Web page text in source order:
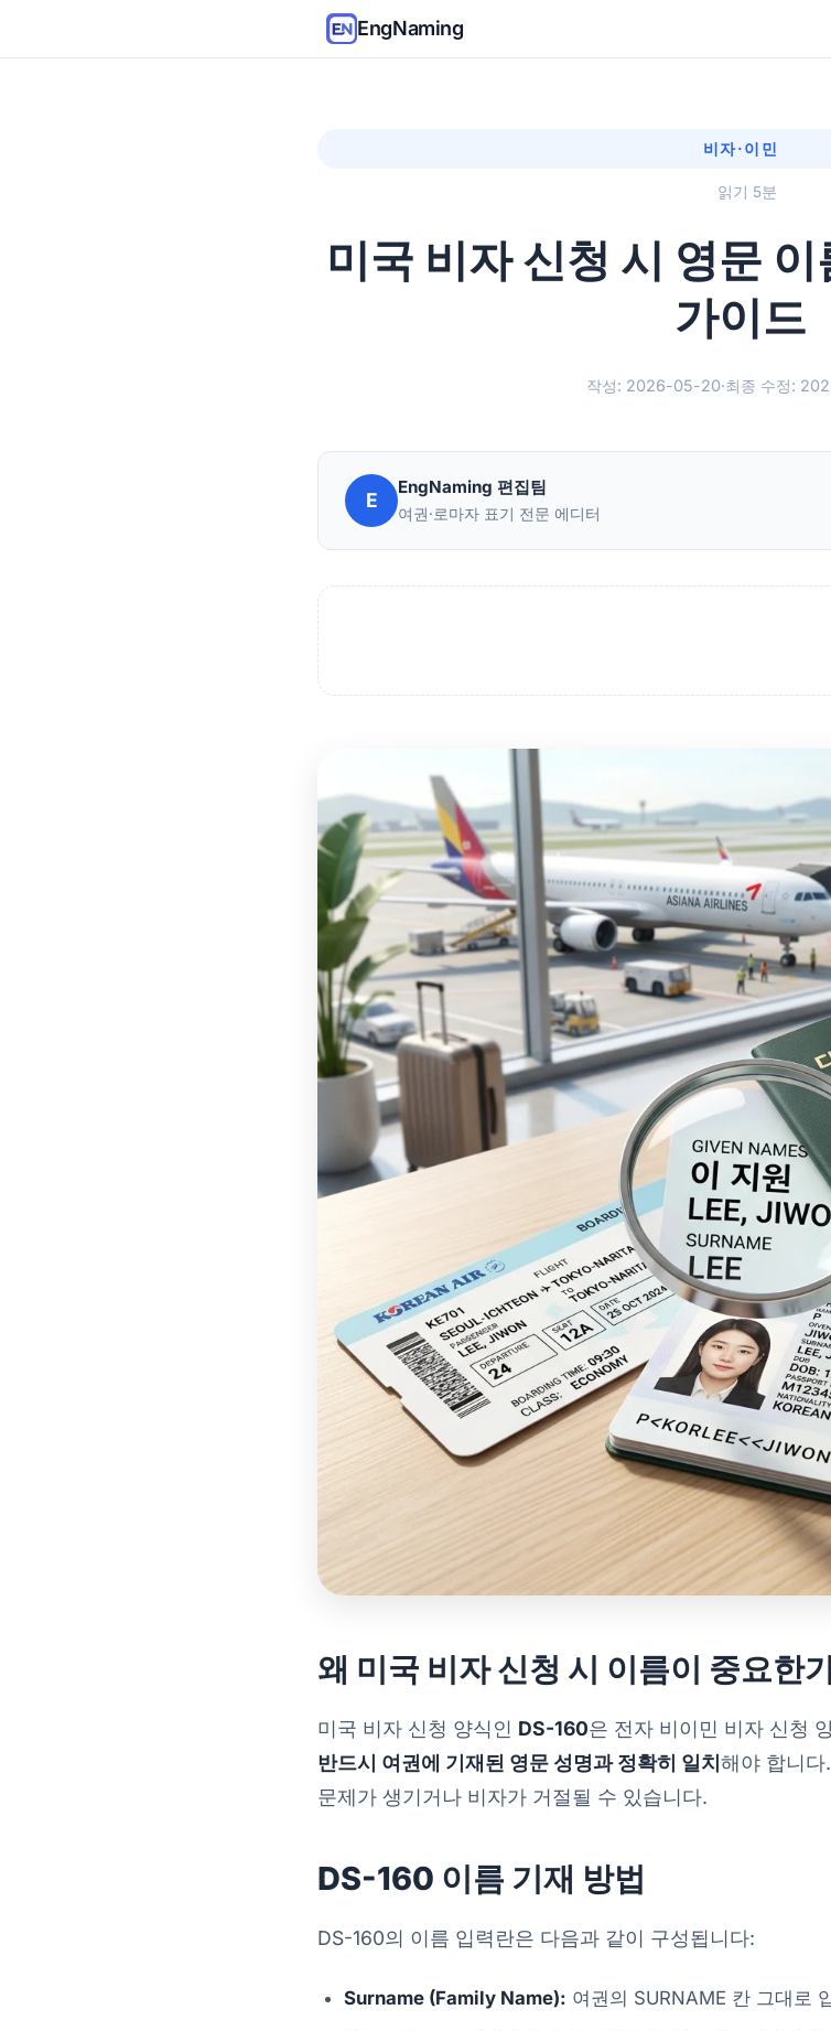
EngNaming
비자·이민
읽기 5분
미국 비자 신청 시 영문
가이드
작성: 2026-05-20·최종 수정:
E
EngNaming 편집팀
여권·로마자 표기 전문 에디터
왜 미국 비자 신청 시 이름이 중요한
미국 비자 신청 양식인 DS-160은 전자 비이민 비자 신청
반드시 여권에 기재된 영문 성명과 정확히 일치해야 합니
문제가 생기거나 비자가 거절될 수 있습니다.
DS-160 이름 기재 방법
DS-160의 이름 입력란은 다음과 같이 구성됩니다:
Surname (Family Name): 여권의 SURNAME 칸 그대로